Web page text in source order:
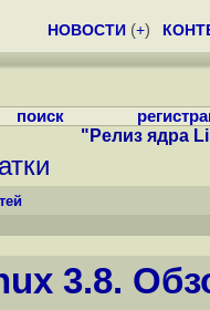
НОВОСТИ (+)
поиск
"Релиз ядра
3.8.